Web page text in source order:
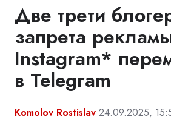
Две трети
запрета
Instagram*
в Telegram
Komolov Rostislav 24.09.2025,